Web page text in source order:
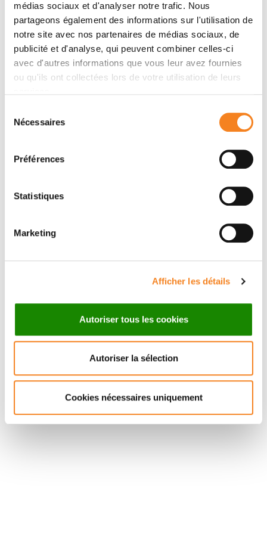
médias sociaux et d'analyser notre trafic. Nous
partageons également des informations sur l'utilisation de
notre site avec nos partenaires de médias sociaux, de
publicité et d'analyse, qui peuvent combiner celles-ci
avec d'autres informations que vous leur avez fournies
ou qu'ils ont collectées lors de votre utilisation de leurs
Nécessaires
Préférences
Statistiques
Marketing
Afficher les détails
Autoriser tous les cookies
Autoriser la sélection
Cookies nécessaires uniquement
Membres
MARGUERON
Suivez l'Institut Curie